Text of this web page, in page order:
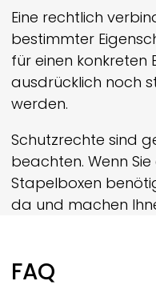
Eine rechtlich
bestimmter
für einen konkreten
ausdrücklich noch
werden.
Schutzrechte sind
beachten. Wenn
Stapelboxen
da und machen
FAQ